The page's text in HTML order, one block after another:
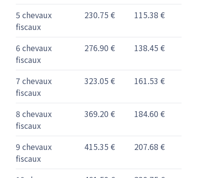
5 chevaux
fiscaux
230.75 € 115.38 €
6 chevaux
fiscaux
276.90 € 138.45 €
7 chevaux
fiscaux
323.05 € 161.53 €
8 chevaux
fiscaux
369.20 € 184.60 €
9 chevaux
fiscaux
415.35 € 207.68 €